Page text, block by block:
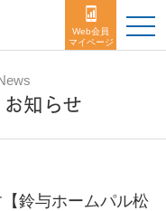
Web会員
マイページ
toggle
知らせ
鈴与ホームパル松